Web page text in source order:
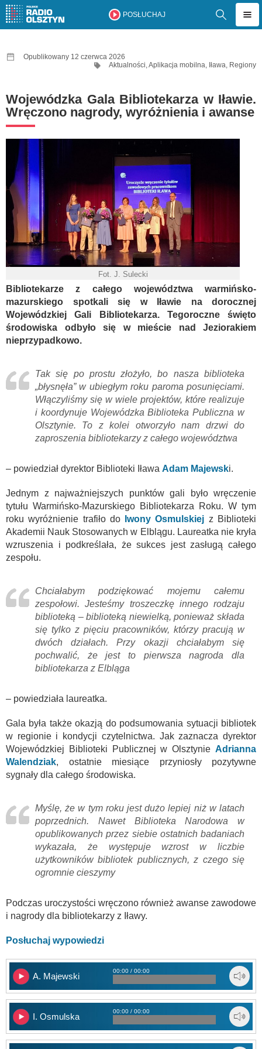
POSŁUCHAJ
Opublikowany 12 czerwca 2026
Aktualności,Aplikacja mobilna, Iława, Regiony
Wojewódzka Gala Bibliotekarza w Iławie.
Wręczono nagrody, wyróżnienia i awanse
Fot. J. Sulecki
Bibliotekarze z całego województwa warmińsko-
mazurskiego spotkali się w Iławie na dorocznej
Wojewódzkiej Gali Bibliotekarza. Tegoroczne święto
środowiska odbyło się w mieście nad Jeziorakiem
nieprzypadkowo.
Tak się po prostu złożyło, bo nasza biblioteka
„błysnęła” w ubiegłym roku paroma posunięciami.
Włączyliśmy się w wiele projektów, które realizuje
i koordynuje Wojewódzka Biblioteka Publiczna w
Olsztynie. To z kolei otworzyło nam drzwi do
zaproszenia bibliotekarzy z całego województwa
– powiedział dyrektor Biblioteki Iława Adam Majewski.
Jednym z najważniejszych punktów gali było wręczenie
tytułu Warmińsko-Mazurskiego Bibliotekarza Roku. W tym
roku wyróżnienie trafiło do
Iwony Osmulskiej z Biblioteki
Akademii Nauk Stosowanych w Elblągu. Laureatka nie kryła
wzruszenia i podkreślała, że sukces jest zasługą całego
zespołu.
Chciałabym podziękować mojemu całemu
zespołowi. Jesteśmy troszeczkę innego rodzaju
biblioteką – biblioteką niewielką, ponieważ składa
się tylko z pięciu pracowników, którzy pracują w
dwóch działach. Przy okazji chciałabym się
pochwalić, że jest to pierwsza nagroda dla
bibliotekarza z Elbląga
– powiedziała laureatka.
Gala była także okazją do podsumowania sytuacji bibliotek
w regionie i kondycji czytelnictwa. Jak zaznacza dyrektor
Wojewódzkiej Biblioteki Publicznej w Olsztynie Adrianna
Walendziak, ostatnie miesiące przyniosły pozytywne
sygnały dla całego środowiska.
Myślę, że w tym roku jest dużo lepiej niż w latach
poprzednich. Nawet Biblioteka Narodowa w
opublikowanych przez siebie ostatnich badaniach
wykazała, że występuje wzrost w liczbie
użytkowników bibliotek publicznych, z czego się
ogromnie cieszymy
Podczas uroczystości wręczono również awanse zawodowe
i nagrody dla bibliotekarzy z Iławy.
Posłuchaj wypowiedzi
A. Majewski
00:00 / 00:00
I. Osmulska
00:00 / 00:00